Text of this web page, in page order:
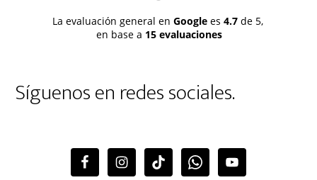
La evaluación general en Google es 4.7 de 5,
en base a 15 evaluaciones
Síguenos en redes sociales.